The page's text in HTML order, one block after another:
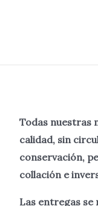
Todas nuestras
calidad, sin
conservación,
collación e
Las entregas